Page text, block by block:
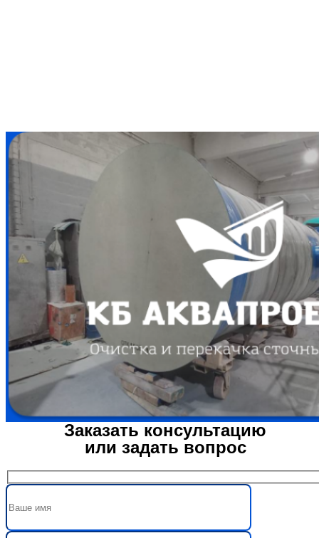
Заказать консультацию
или задать вопрос